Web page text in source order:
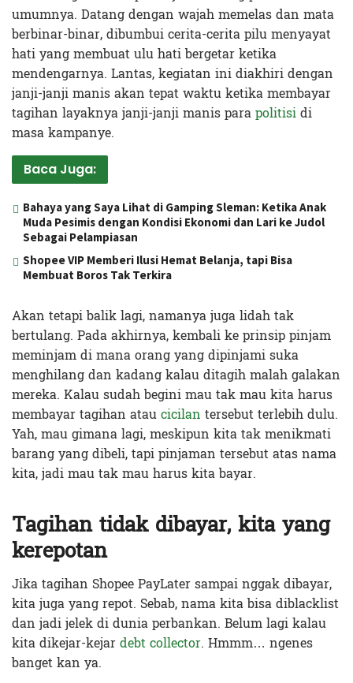
umumnya. Datang dengan wajah memelas dan mata
berbinar-binar, dibumbui cerita-cerita pilu menyayat
hati yang membuat ulu hati bergetar ketika
mendengarnya. Lantas, kegiatan ini diakhiri dengan
janji-janji manis akan tepat waktu ketika membayar
tagihan layaknya janji-janji manis parapolitisidi
masa kampanye.
Baca Juga:
Bahaya yang Saya Lihat di Gamping Sleman: Ketika Anak
Muda Pesimis dengan Kondisi Ekonomi dan Lari ke Judol
Sebagai Pelampiasan
Shopee VIP Memberi Ilusi Hemat Belanja, tapi Bisa
Membuat Boros Tak Terkira
Akan tetapi balik lagi, namanya juga lidah tak
bertulang. Pada akhirnya, kembali ke prinsip pinjam
meminjam di mana orang yang dipinjami suka
menghilang dan kadang kalau ditagih malah galakan
mereka. Kalau sudah begini mau tak mau kita harus
membayar tagihan ataucicilan tersebut terlebih dulu.
Yah, mau gimana lagi, meskipun kita tak menikmati
barang yang dibeli, tapi pinjaman tersebut atas nama
kita, jadi mau tak mau harus kita bayar.
Tagihan tidak dibayar, kita yang
kerepotan
Jika tagihan Shopee PayLater sampai nggak dibayar,
kita juga yang repot. Sebab, nama kita bisa diblacklist
dan jadi jelek di dunia perbankan. Belum lagi kalau
kita dikejar-kejardebt collector. Hmmm… ngenes
banget kan ya.